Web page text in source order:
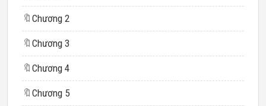
🔖 Chương 2
🔖 Chương 3
🔖 Chương 4
🔖 Chương 5